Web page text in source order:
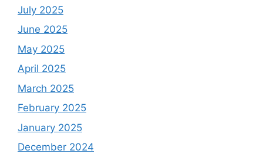
July 2025
June 2025
May 2025
April 2025
March 2025
February 2025
January 2025
December 2024